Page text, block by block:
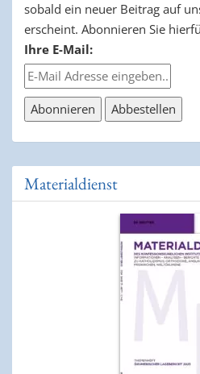
sobald ein neuer Beitrag auf
erscheint. Abonnieren Sie
Ihre E-Mail:
Materialdienst